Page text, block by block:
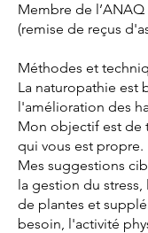
Membre de l’ANAQ
(remise de reçus
Méthodes et
La naturopathie est
l'amélioration des
Mon objectif est de
qui vous est propre.
Mes suggestions
la gestion du
de plantes et
besoin, l'activité